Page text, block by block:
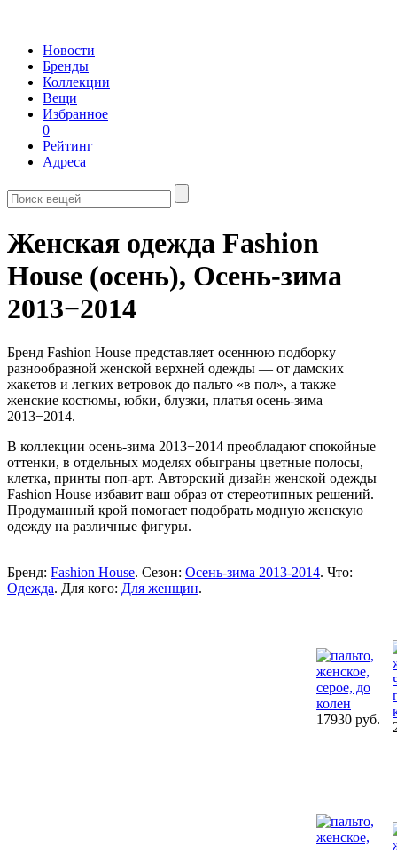
Новости
Бренды
Коллекции
Вещи
Избранное
0
Рейтинг
Адреса
Женская одежда Fashion
House (осень), Осень-зима
2013−2014
Бренд Fashion House представляет осеннюю подборку
разнообразной женской верхней одежды — от дамских
жакетов и легких ветровок до пальто «в пол», а также
женские костюмы, юбки, блузки, платья осень-зима
2013−2014.
В коллекции осень-зима 2013−2014 преобладают спокойные
оттенки, в отдельных моделях обыграны цветные полосы,
клетка, принты поп-арт. Авторский дизайн женской одежды
Fashion House избавит ваш образ от стереотипных решений.
Продуманный крой помогает подобрать модную женскую
одежду на различные фигуры.
Бренд: Fashion House. Сезон: Осень-зима 2013-2014. Что:
Одежда. Для кого: Для женщин.
17930 руб.